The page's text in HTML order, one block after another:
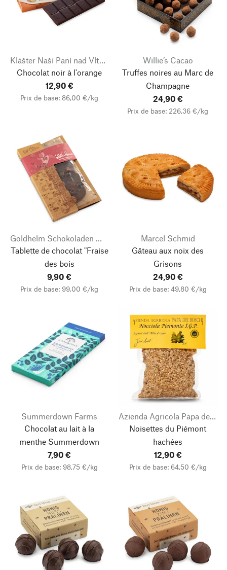
Chocolat noir à l'orange
12,90 €
Prix de base: 86,00 €/kg
Willie’s Cacao
Truffes noires au Marc de
Champagne
24,90 €
Prix de base: 226,36 €/kg
Tablette de chocolat "Fraise
des bois
9,90 €
Prix de base: 99,00 €/kg
Marcel Schmid
Gâteau aux noix des
Grisons
24,90 €
Prix de base: 49,80 €/kg
Summerdown Farms
Chocolat au lait à la
menthe Summerdown
7,90 €
Prix de base: 98,75 €/kg
Noisettes du Piémont
hachées
12,90 €
Prix de base: 64,50 €/kg